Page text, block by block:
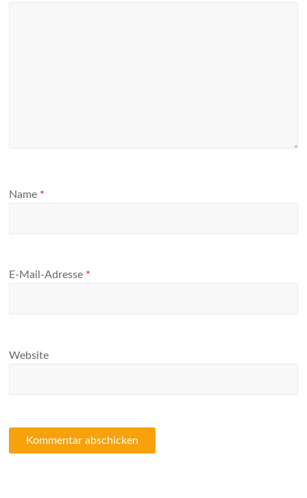
Name *
E-Mail-Adresse *
Website